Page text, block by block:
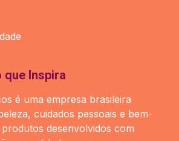
que Inspira
é uma empresa brasileira
cuidados pessoais e bem-
desenvolvidos com